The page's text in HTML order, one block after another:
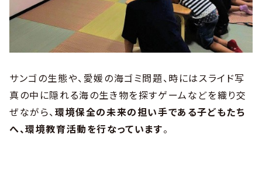
サンゴの生態や、愛媛の海ゴミ問題、時にはスライド写
真の中に隠れる海の生き物を探すゲームなどを織り交
ぜながら、 環境保全の未来の担い手である子どもたち
へ、環境教育活動を行なっています。